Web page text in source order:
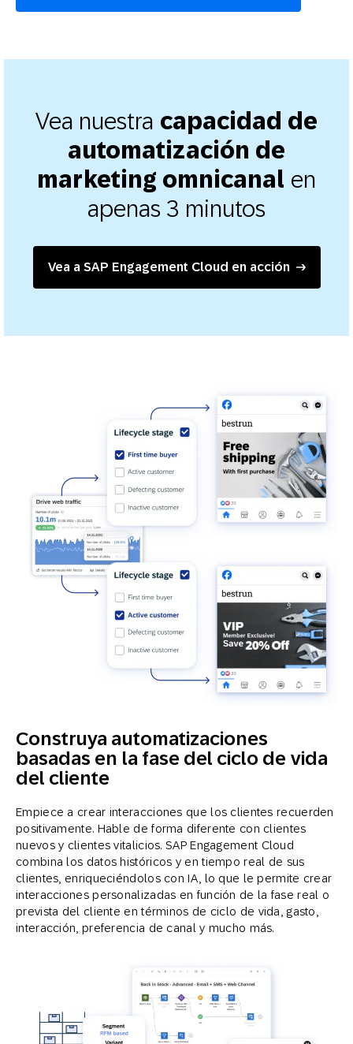
Vea nuestra capacidad de
automatización de
marketing omnicanal en
apenas 3 minutos
Vea a SAP Engagement Cloud en acción
Construya automatizaciones
basadas en la fase del ciclo de vida
del cliente
Empiece a crear interacciones que los clientes recuerden
positivamente. Hable de forma diferente con clientes
nuevos y clientes vitalicios. SAP Engagement Cloud
combina los datos históricos y en tiempo real de sus
clientes, enriqueciéndolos con IA, lo que le permite crear
interacciones personalizadas en función de la fase real o
prevista del cliente en términos de ciclo de vida, gasto,
interacción, preferencia de canal y mucho más.